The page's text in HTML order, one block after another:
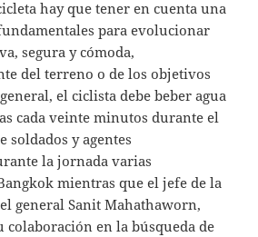
hay que tener en cuenta una
para evolucionar
segura y cómoda,
del terreno o de los objetivos
el ciclista debe beber agua
cada veinte minutos durante el
soldados y agentes
la jornada varias
mientras que el jefe de la
general Sanit Mahathaworn,
colaboración en la búsqueda de